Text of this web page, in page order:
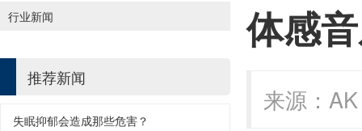
行业新闻
推荐新闻
失眠抑郁会造成那些危害？
体感
来源：